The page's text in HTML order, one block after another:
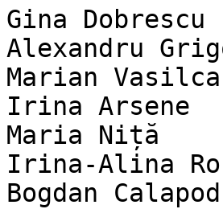
Gina Dobrescu
Alexandru
Marian Vasilca
Irina Arsene
Maria Niță
Irina-Alina
Bogdan Calapod